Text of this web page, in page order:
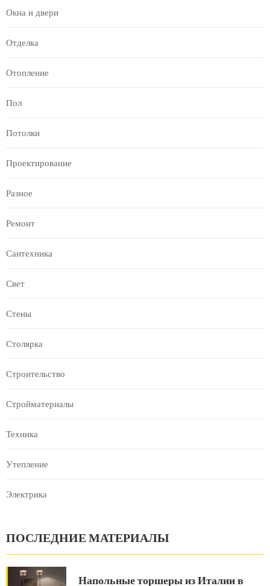
Окна и двери
Отделка
Отопление
Пол
Потолки
Проектирование
Разное
Ремонт
Сантехника
Свет
Стены
Столярка
Строительство
Стройматериалы
Техника
Утепление
Электрика
ПОСЛЕДНИЕ МАТЕРИАЛЫ
Напольные торшеры из Италии в